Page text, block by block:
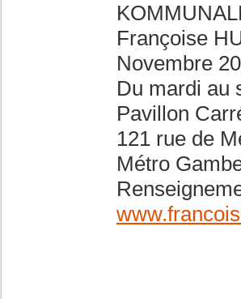
Françoise
Novembre
Du mardi au
Pavillon
121 rue de
Métro